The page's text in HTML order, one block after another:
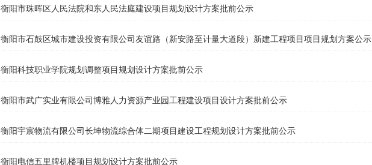
衡阳市珠晖区人民法院和东人民法庭建设项目规划设计方案批前公示
衡阳市石鼓区城市建设投资有限公司友谊路（新安路至计量大道段）新建工程项目项目规划方案公示
衡阳科技职业学院规划调整项目规划设计方案批前公示
衡阳市武广实业有限公司博雅人力资源产业园工程建设项目设计方案批前公示
衡阳宇宸物流有限公司长坤物流综合体二期项目建设工程规划设计方案批前公示
衡阳电信五里牌机楼项目规划设计方案批前公示